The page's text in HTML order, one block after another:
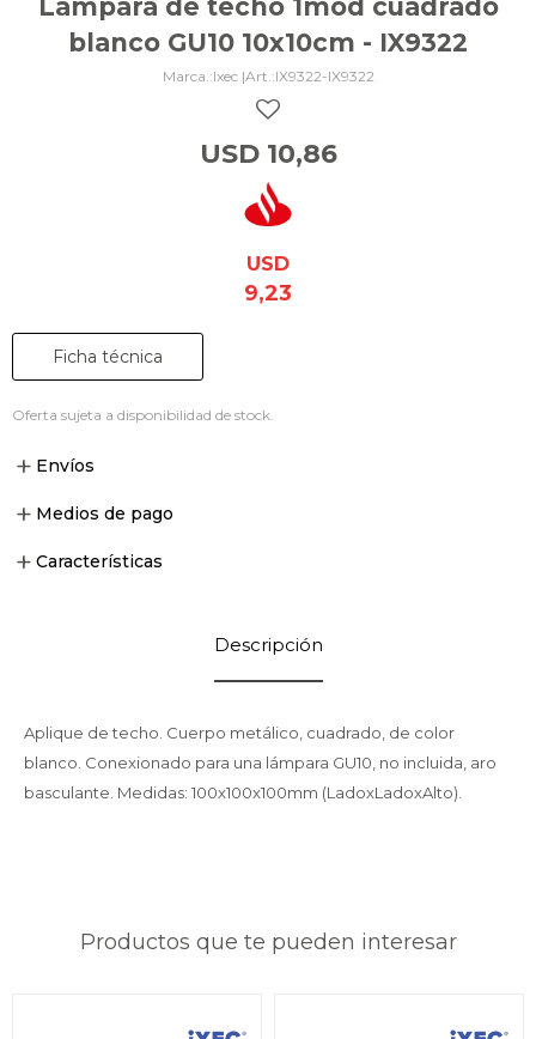
Lámpara de techo 1mod cuadrado
blanco GU10 10x10cm - IX9322
Ixec | IX9322-IX9322
USD 10,86
USD
9,23
Ficha técnica
Oferta sujeta a disponibilidad de stock.
Envíos
Medios de pago
Características
Descripción
Aplique de techo. Cuerpo metálico, cuadrado, de color
blanco. Conexionado para una lámpara GU10, no incluida, aro
basculante. Medidas: 100x100x100mm (LadoxLadoxAlto).
Productos que te pueden interesar